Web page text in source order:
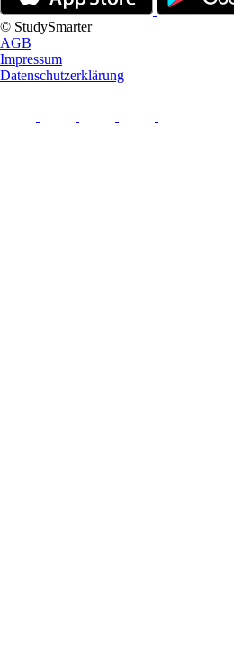
© StudySmarter
AGB
Impressum
Datenschutzerklärung